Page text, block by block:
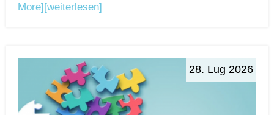
More] [weiterlesen]
28. Lug 2026